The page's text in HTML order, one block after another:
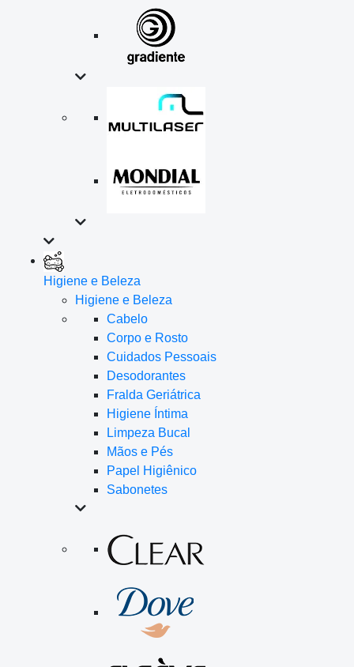
Higiene e Beleza
Higiene e Beleza
Cabelo
Corpo e Rosto
Cuidados Pessoais
Desodorantes
Fralda Geriátrica
Higiene Íntima
Limpeza Bucal
Mãos e Pés
Papel Higiênico
Sabonetes